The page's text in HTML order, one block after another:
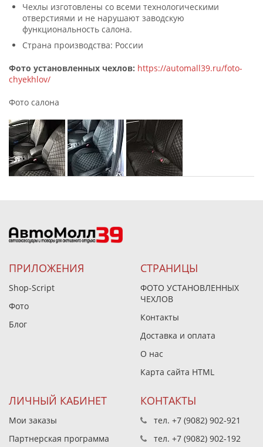
Чехлы изготовлены со всеми технологическими
отверстиями и не нарушают заводскую
функциональность салона.
Страна производства: России
Фото установленных чехлов: https://automall39.ru/foto-
chyekhlov/
Фото салона
ПРИЛОЖЕНИЯ
Shop-Script
Фото
Блог
СТРАНИЦЫ
ФОТО УСТАНОВЛЕННЫХ
ЧЕХЛОВ
Контакты
Доставка и оплата
О нас
Карта сайта HTML
ЛИЧНЫЙ КАБИНЕТ
Мои заказы
Партнерская программа
КОНТАКТЫ
тел. +7 (9082) 902-921
тел. +7 (9082) 902-192